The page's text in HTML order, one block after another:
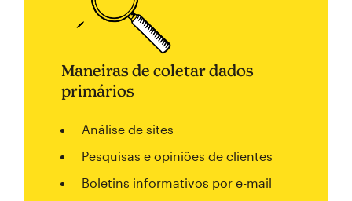
Maneiras de coletar dados
primários
Análise de sites
Pesquisas e opiniões de clientes
Boletins informativos por e-mail